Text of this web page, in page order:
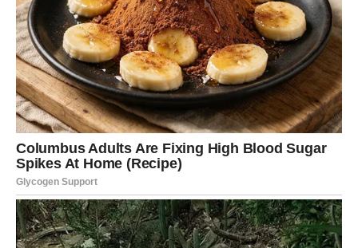
borovnice, ribizle).
Za kremastiju strukturu: Deo eurokrema zamenite
mascarpone sirom ili pavlakom za šlag.
Za dekoraciju: Pored čokoladnog preliva, možete
posuti rendanu belu čokoladu, kokos, ili dodati
nekoliko celih malina na vrh.
Za hrskavi efekat: U bazu od plazma keksa dodajte
seckane orahe ili bademe.